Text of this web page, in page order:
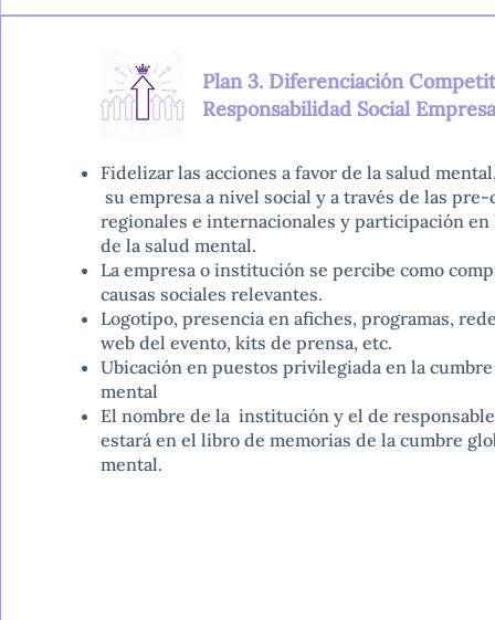
Plan 3. Diferenciación
Responsabilidad Social
Fidelizar las acciones a favor de la salud
su empresa a nivel social y a través de las pre-
regionales e internacionales y participación en
de la salud mental.
La empresa o institución se percibe como
causas sociales relevantes.
Logotipo, presencia en afiches, programas,
web del evento, kits de prensa, etc.
Ubicación en puestos privilegiada en la
mental
El nombre de la institución y el de
estará en el libro de memorias de la cumbre
mental.